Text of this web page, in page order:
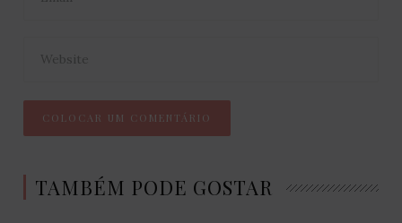
TAMBÉM PODE GOSTAR